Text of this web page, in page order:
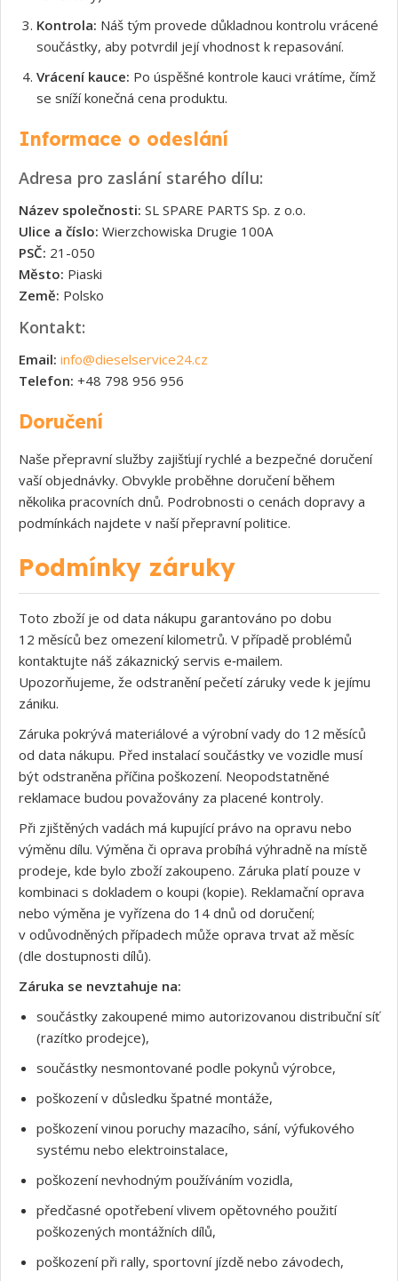
Kontrola: Náš tým provede důkladnou kontrolu vrácené
součástky, aby potvrdil její vhodnost k repasování.
Vrácení kauce: Po úspěšné kontrole kauci vrátíme, čímž
se sníží konečná cena produktu.
Informace o odeslání
Adresa pro zaslání starého dílu:
Název společnosti: SL SPARE PARTS Sp. z o.o.
Ulice a číslo: Wierzchowiska Drugie 100A
PSČ: 21-050
Město: Piaski
Země: Polsko
Kontakt:
Email: info@dieselservice24.cz
Telefon: +48 798 956 956
Doručení
Naše přepravní služby zajišťují rychlé a bezpečné doručení
vaší objednávky. Obvykle proběhne doručení během
několika pracovních dnů. Podrobnosti o cenách dopravy a
podmínkách najdete v naší přepravní politice.
Podmínky záruky
Toto zboží je od data nákupu garantováno po dobu
12 měsíců bez omezení kilometrů. V případě problémů
kontaktujte náš zákaznický servis e‑mailem.
Upozorňujeme, že odstranění pečetí záruky vede k jejímu
zániku.
Záruka pokrývá materiálové a výrobní vady do 12 měsíců
od data nákupu. Před instalací součástky ve vozidle musí
být odstraněna příčina poškození. Neopodstatněné
reklamace budou považovány za placené kontroly.
Při zjištěných vadách má kupující právo na opravu nebo
výměnu dílu. Výměna či oprava probíhá výhradně na místě
prodeje, kde bylo zboží zakoupeno. Záruka platí pouze v
kombinaci s dokladem o koupi (kopie). Reklamační oprava
nebo výměna je vyřízena do 14 dnů od doručení;
v odůvodněných případech může oprava trvat až měsíc
(dle dostupnosti dílů).
Záruka se nevztahuje na:
součástky zakoupené mimo autorizovanou distribuční síť
(razítko prodejce),
součástky nesmontované podle pokynů výrobce,
poškození v důsledku špatné montáže,
poškození vinou poruchy mazacího, sání, výfukového
systému nebo elektroinstalace,
poškození nevhodným používáním vozidla,
předčasné opotřebení vlivem opětovného použití
poškozených montážních dílů,
poškození při rally, sportovní jízdě nebo závodech,